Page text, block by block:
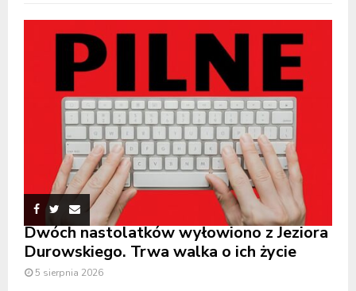
Dwóch nastolatków wyłowiono z Jeziora
Durowskiego. Trwa walka o ich życie
5 sierpnia 2026